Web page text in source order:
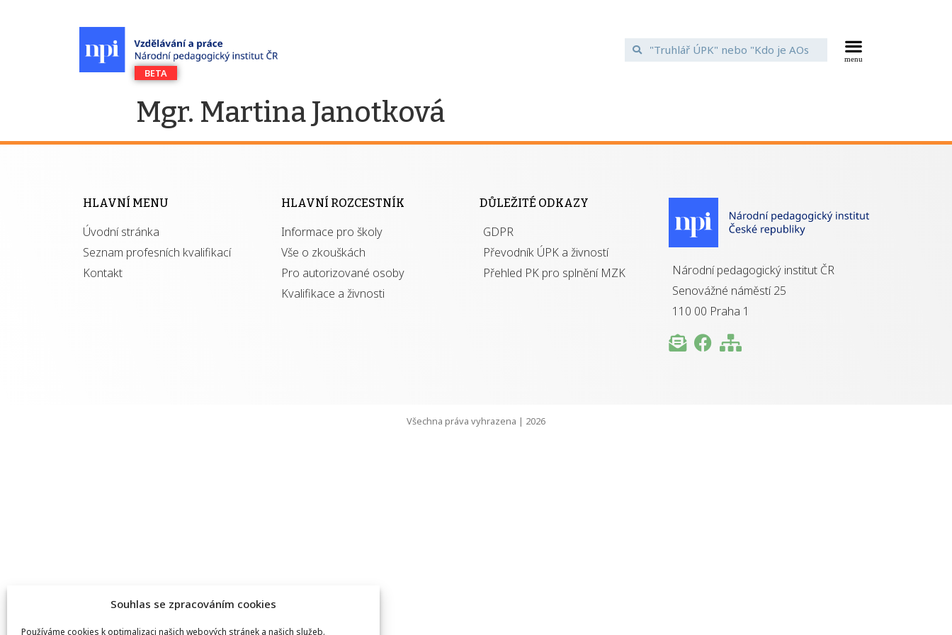
Souhlas se zpracováním cookies
Používáme cookies k optimalizaci našich webových stránek a našich služeb.
Mgr. Martina Janotková
HLAVNÍ MENU
Úvodní stránka
Seznam profesních kvalifikací
Kontakt
HLAVNÍ ROZCESTNÍK
Informace pro školy
Vše o zkouškách
Pro autorizované osoby
Kvalifikace a živnosti
DŮLEŽITÉ ODKAZY
GDPR
Převodník ÚPK a živností
Přehled PK pro splnění MZK
Národní pedagogický institut ČR
Senovážné náměstí 25
110 00 Praha 1
Všechna práva vyhrazena | 2026